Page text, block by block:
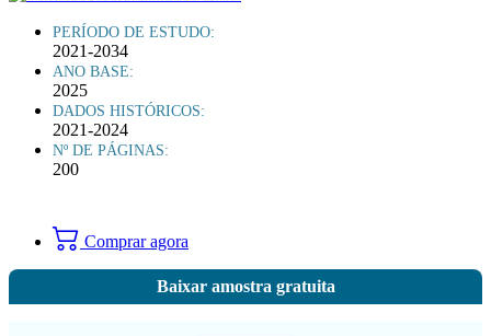
PERÍODO DE ESTUDO:
2021-2034
ANO BASE:
2025
DADOS HISTÓRICOS:
2021-2024
Nº DE PÁGINAS:
200
Comprar agora
Baixar amostra gratuita